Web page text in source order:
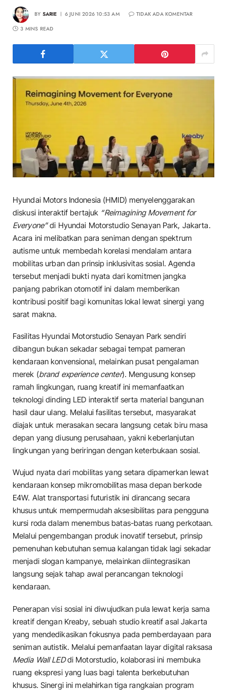
BY SARIE 6 JUNI 2026 10:53 AM
TIDAK ADA KOMENTAR
3 MINS READ
Hyundai Motors Indonesia (HMID) menyelenggarakan
diskusi interaktif bertajuk “Reimagining Movement for
Everyone”di Hyundai Motorstudio Senayan Park, Jakarta.
Acara ini melibatkan para seniman dengan spektrum
autisme untuk membedah korelasi mendalam antara
mobilitas urban dan prinsip inklusivitas sosial. Agenda
tersebut menjadi bukti nyata dari komitmen jangka
panjang pabrikan otomotif ini dalam memberikan
kontribusi positif bagi komunitas lokal lewat sinergi yang
sarat makna.
​Fasilitas Hyundai Motorstudio Senayan Park sendiri
dibangun bukan sekadar sebagai tempat pameran
kendaraan konvensional, melainkan pusat pengalaman
merek (brand experience center). Mengusung konsep
ramah lingkungan, ruang kreatif ini memanfaatkan
teknologi dinding LED interaktif serta material bangunan
hasil daur ulang. Melalui fasilitas tersebut, masyarakat
diajak untuk merasakan secara langsung cetak biru masa
depan yang diusung perusahaan, yakni keberlanjutan
lingkungan yang beriringan dengan keterbukaan sosial.
​Wujud nyata dari mobilitas yang setara dipamerkan lewat
kendaraan konsep mikromobilitas masa depan berkode
E4W. Alat transportasi futuristik ini dirancang secara
khusus untuk mempermudah aksesibilitas para pengguna
kursi roda dalam menembus batas-batas ruang perkotaan.
Melalui pengembangan produk inovatif tersebut, prinsip
pemenuhan kebutuhan semua kalangan tidak lagi sekadar
menjadi slogan kampanye, melainkan diintegrasikan
langsung sejak tahap awal perancangan teknologi
kendaraan.
​Penerapan visi sosial ini diwujudkan pula lewat kerja sama
kreatif dengan Kreaby, sebuah studio kreatif asal Jakarta
yang mendedikasikan fokusnya pada pemberdayaan para
seniman autistik. Melalui pemanfaatan layar digital raksasa
Media Wall LEDdi Motorstudio, kolaborasi ini membuka
ruang ekspresi yang luas bagi talenta berkebutuhan
khusus. Sinergi ini melahirkan tiga rangkaian program